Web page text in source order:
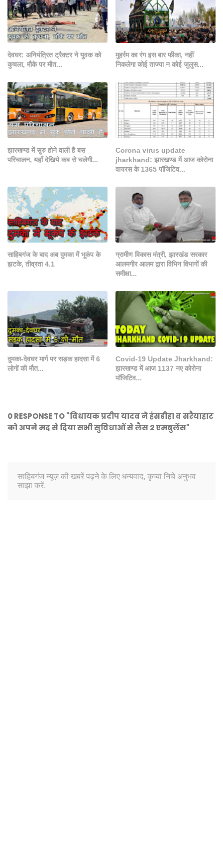
देवघर: अनियंत्रित ट्रैक्टर ने युवक को
कुचला, मौके पर मौत...
मुहर्रम का रंग इस बार फीका, नहीं
निकलेगा कोई ताज्या न कोई जुलुस...
झारखण्ड में सुरु होने वाली है बस
परिचालन, यहाँ देखिये कब से चलेगी...
Corona virus update
jharkhand: झारखण्ड में आज कोरोना
वायरस के 1365 पॉजिटिव...
साहिबगंज के बाद अब दुमका में भूकंप के
झटके, तीव्रता 4.1
ग्रामीण विकास मंत्री, झारखंड सरकार
आलमगीर आलम द्वारा विभिन विभागों की
समीक्षा...
दुमका-देवघर मार्ग पर सड़क हादसा में 6
लोगों की मौत...
Covid-19 Update Jharkhand:
झारखण्ड में आज 1137 नए कोरोना
पॉजिटिव...
0 RESPONSE TO "विधायक प्रदीप यादव ने हंसडीहा व सरैयाहाट
को अपने मद से दिया सभी सुविधाओं से लैस 2 एमबुलेंस"
साहिबगंज न्यूज़ की खबरें पढ़ने के लिए धन्यवाद, कृप्या निचे अनुभव
साझा करें.